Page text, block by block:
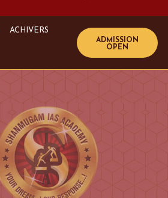
ACHIVERS
Bank Achivers
SI Achivers
TET Achivers